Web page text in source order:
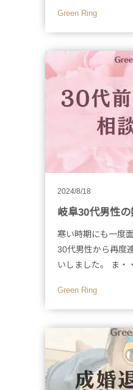
Green Ring
2024/8/18
岐阜30代男性
寒い時期にも一度
30代男性から再度
いしました。 ま・
Green Ring